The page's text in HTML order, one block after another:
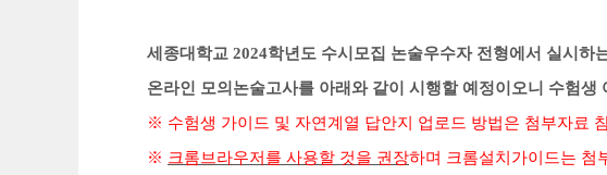
세종대학교 2024학년도 수시모집 논술우수자 전형에서 실시하
온라인 모의논술고사를 아래와 같이 시행할 예정이오니 수험생
※ 수험생 가이드 및 자연계열 답안지 업로드 방법은 첨부자료
※ 크롬브라우저를 사용할 것을 권장하며 크롬설치가이드는 첨